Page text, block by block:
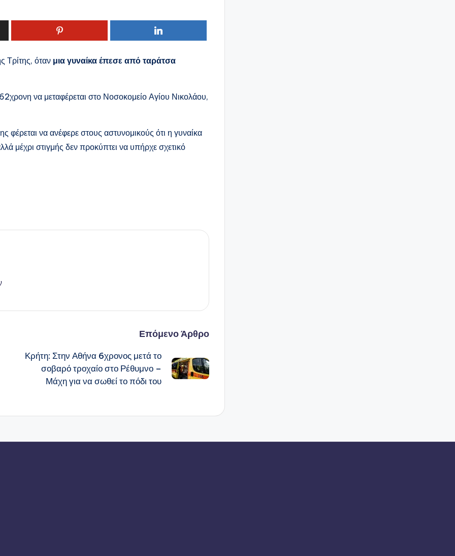
Τρίτης, όταν μια γυναίκα έπεσε από ταράτσα
να μεταφέρεται στο Νοσοκομείο Αγίου Νικολάου,
να ανέφερε στους αστυνομικούς ότι η γυναίκα
μέχρι στιγμής δεν προκύπτει να υπήρχε σχετικό
Επόμενο Άρθρο
Κρήτη: Στην Αθήνα 6χρονος μετά το
σοβαρό τροχαίο στο Ρέθυμνο –
Μάχη για να σωθεί το πόδι του